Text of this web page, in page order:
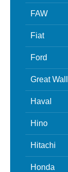
FAW
Fiat
Ford
Great Wall
Haval
Hino
Hitachi
Honda